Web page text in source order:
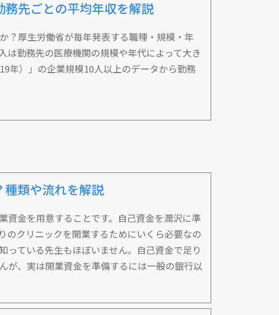
先ごとの平均年収を解説
？厚生労働省が毎年発表する職種・規模・年
は勤務先の医療機関の規模や年代によって大き
年）」の企業規模10人以上のデータから勤務
種類や流れを解説
資金を用意することです。自己資金を潤沢に準
のクリニックを開業するためにいくら必要なの
っている先生もほぼいません。自己資金で足り
が、実は開業資金を準備するには一般の銀行以